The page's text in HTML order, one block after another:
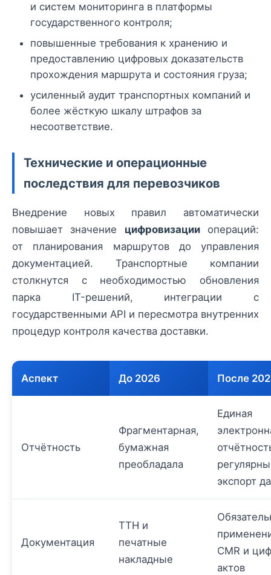
и систем мониторинга в платформы
государственного контроля;
повышенные требования к хранению и
предоставлению цифровых доказательств
прохождения маршрута и состояния груза;
усиленный аудит транспортных компаний и
более жёсткую шкалу штрафов за
несоответствие.
Технические и операционные
последствия для перевозчиков
Внедрение новых правил автоматически
повышает значение цифровизацииопераций:
от планирования маршрутов до управления
документацией. Транспортные компании
столкнутся с необходимостью обновления
парка IT-решений, интеграции с
государственными API и пересмотра внутренних
процедур контроля качества доставки.
Аспект До 2026 После
Отчётность
Фрагментарная,
бумажная
преобладала
Единая
экспорт
Документация
ТТН и
печатные
накладные
CMR и
актов